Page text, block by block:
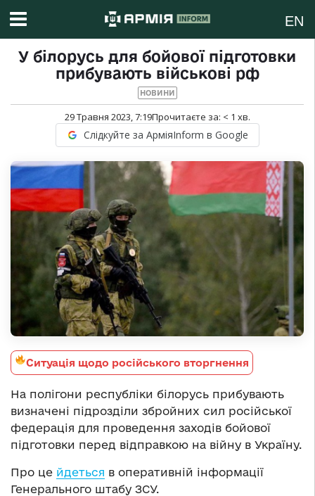
EN
У білорусь для бойової підготовки
прибувають військові рф
НОВИНИ
29 Травня 2023, 7:19Прочитаєте за: < 1 хв.
Слідкуйте за АрміяInform в Google
Ситуація щодо російського вторгнення
На полігони республіки білорусь прибувають
визначені підрозділи збройних сил російської
федерація для проведення заходів бойової
підготовки перед відправкою на війну в Україну.
Про це йдеться в оперативній інформації
Генерального штабу ЗСУ.